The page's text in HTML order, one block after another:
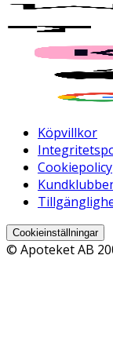
Köpvillkor
Cookiepolicy
Cookieinställningar
© Apoteket AB